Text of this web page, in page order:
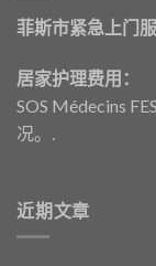
菲斯市紧急上门服
居家护理费用：
SOS Médecins
况。.
近期文章